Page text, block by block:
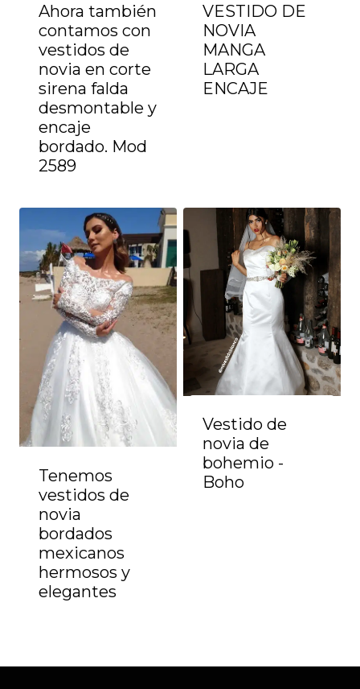
Ahora también
contamos con
vestidos de
novia en corte
sirena falda
desmontable y
encaje
bordado. Mod
2589
VESTIDO DE
NOVIA
MANGA
LARGA
ENCAJE
Tenemos
vestidos de
novia
bordados
mexicanos
hermosos y
elegantes
Vestido de
novia de
bohemio -
Boho